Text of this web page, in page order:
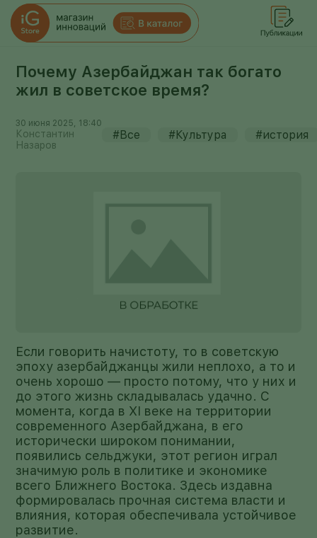
Почему Азербайджан так богато
жил в советское время?
30 июня 2025, 18:40
Константин
Назаров
#Все #Культура #история
Если говорить начистоту, то в советскую
эпоху азербайджанцы жили неплохо, а то и
очень хорошо — просто потому, что у них и
до этого жизнь складывалась удачно. С
момента, когда в XI веке на территории
современного Азербайджана, в его
исторически широком понимании,
появились сельджуки, этот регион играл
значимую роль в политике и экономике
всего Ближнего Востока. Здесь издавна
формировалась прочная система власти и
влияния, которая обеспечивала устойчивое
развитие.